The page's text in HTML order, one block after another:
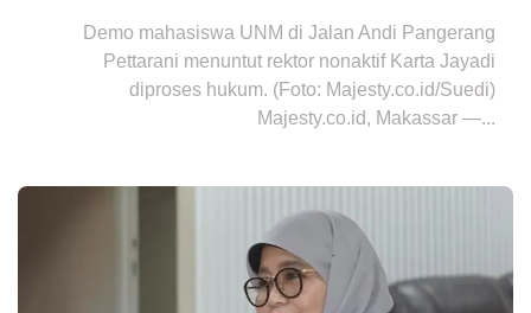
Demo mahasiswa UNM di Jalan Andi Pangerang
Pettarani menuntut rektor nonaktif Karta Jayadi
diproses hukum. (Foto: Majesty.co.id/Suedi)
Majesty.co.id, Makassar —...